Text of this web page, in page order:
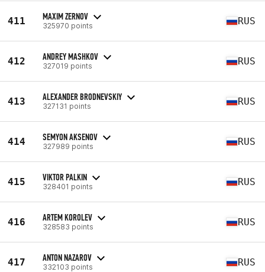
411 MAXIM ZERNOV
325970 points RUS
412 ANDREY MASHKOV
327019 points RUS
413 ALEXANDER BRODNEVSKIY
327131 points RUS
414 SEMYON AKSENOV
327989 points RUS
415 VIKTOR PALKIN
328401 points RUS
416 ARTEM KOROLEV
328583 points RUS
417 ANTON NAZAROV
332103 points RUS